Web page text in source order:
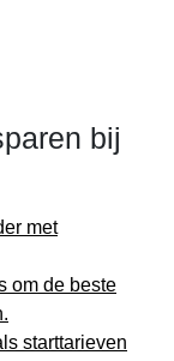
bij
met
om de beste
starttarieven